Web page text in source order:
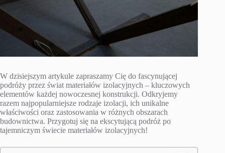
W dzisiejszym artykule zapraszamy Cię do fascynującej
podróży przez świat materiałów izolacyjnych – kluczowych
elementów każdej nowoczesnej konstrukcji. Odkryjemy
razem najpopularniejsze rodzaje izolacji, ich unikalne
właściwości oraz zastosowania w różnych obszarach
budownictwa. Przygotuj się na ekscytującą podróż po
tajemniczym świecie materiałów izolacyjnych!